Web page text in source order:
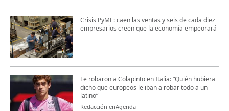
Crisis PyME: caen las ventas y seis de cada diez
empresarios creen que la economía empeorará
Le robaron a Colapinto en Italia: “Quién hubiera
dicho que europeos le iban a robar todo a un
latino“
Redacción enAgenda